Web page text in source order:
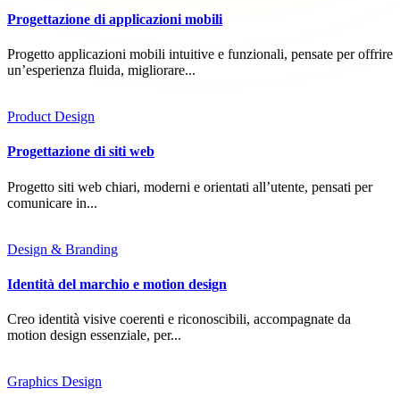
Progettazione di applicazioni mobili
Progetto applicazioni mobili intuitive e funzionali, pensate per offrire
un’esperienza fluida, migliorare...
Product Design
Progettazione di siti web
Progetto siti web chiari, moderni e orientati all’utente, pensati per
comunicare in...
Design & Branding
Identità del marchio e motion design
Creo identità visive coerenti e riconoscibili, accompagnate da
motion design essenziale, per...
Graphics Design